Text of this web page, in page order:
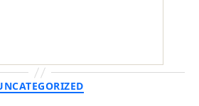
Categorii